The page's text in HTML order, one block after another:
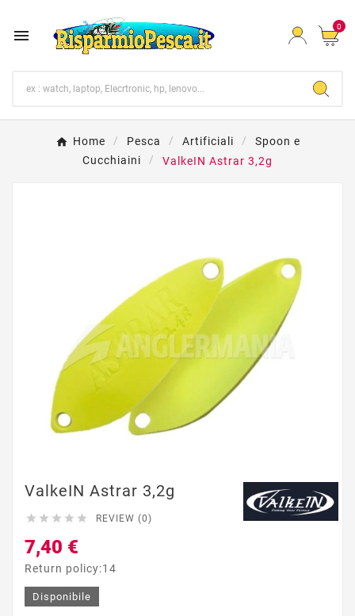
 0
Home Pesca Artificiali
Spoon e
Cucchiaini
ValkeIN Astrar 3,2g
ValkeIN Astrar 3,2g
     REVIEW (0)
7,40 €
Return policy:14
Disponibile